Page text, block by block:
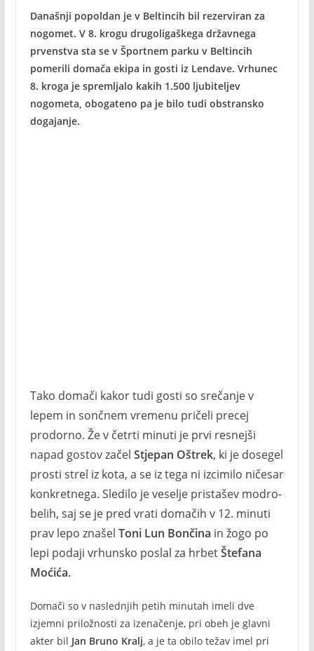
Današnji popoldan je v Beltincih bil rezerviran za
nogomet. V 8. krogu drugoligaškega državnega
prvenstva sta se v Športnem parku v Beltincih
pomerili domača ekipa in gosti iz Lendave. Vrhunec
8. kroga je spremljalo kakih 1.500 ljubiteljev
nogometa, obogateno pa je bilo tudi obstransko
dogajanje.
Tako domači kakor tudi gosti so srečanje v
lepem in sončnem vremenu pričeli precej
prodorno. Že v četrti minuti je prvi resnejši
napad gostov začel Stjepan Oštrek, ki je dosegel
prosti strel iz kota, a se iz tega ni izcimilo ničesar
konkretnega. Sledilo je veselje pristašev modro-
belih, saj se je pred vrati domačih v 12. minuti
prav lepo znašel Toni Lun Bončina in žogo po
lepi podaji vrhunsko poslal za hrbetŠtefana
Moćića.
Domači so v naslednjih petih minutah imeli dve
izjemni priložnosti za izenačenje, pri obeh je glavni
akter bil Jan Bruno Kralj, a je ta obilo težav imel pri